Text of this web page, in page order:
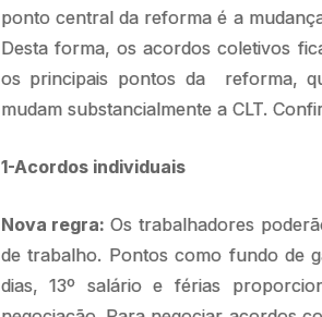
ponto central da reforma é a
Desta forma, os acordos coletivos
os principais pontos da reforma,
mudam substancialmente a CLT.
1-Acordos individuais
Nova regra:Os trabalhadores
de trabalho. Pontos como fundo de
dias, 13º salário e férias